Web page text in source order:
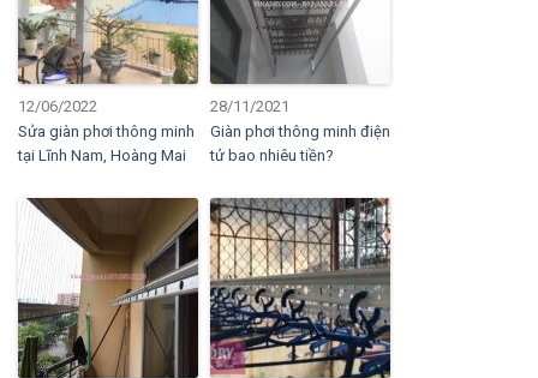
12/06/2022
Sửa giàn phơi thông minh
tại Lĩnh Nam, Hoàng Mai
28/11/2021
Giàn phơi thông minh điện
tử bao nhiêu tiền?